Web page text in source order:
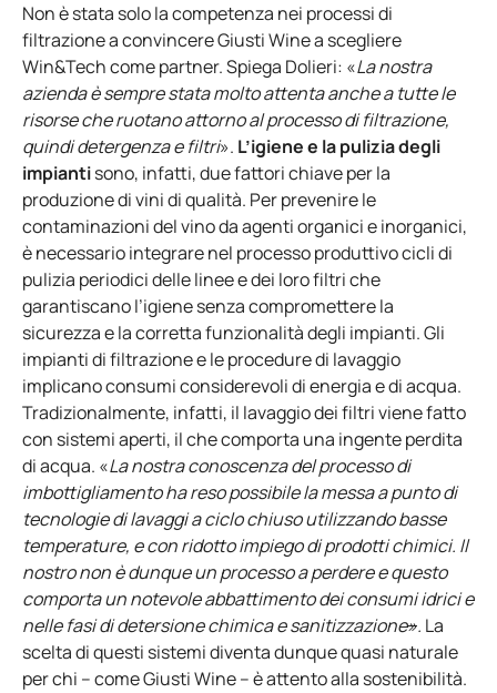
Non è stata solo la competenza nei processi di
filtrazione a convincere Giusti Wine a scegliere
Win&Tech come partner. Spiega Dolieri: «La nostra
azienda è sempre stata molto attenta anche a tutte le
risorse che ruotano attorno al processo di filtrazione,
quindi detergenza e filtri». L’igiene e la pulizia degli
impiantisono, infatti, due fattori chiave per la
produzione di vini di qualità. Per prevenire le
contaminazioni del vino da agenti organici e inorganici,
è necessario integrare nel processo produttivo cicli di
pulizia periodici delle linee e dei loro filtri che
garantiscano l’igiene senza compromettere la
sicurezza e la corretta funzionalità degli impianti. Gli
impianti di filtrazione e le procedure di lavaggio
implicano consumi considerevoli di energia e di acqua.
Tradizionalmente, infatti, il lavaggio dei filtri viene fatto
con sistemi aperti, il che comporta una ingente perdita
di acqua. «La nostra conoscenza del processo di
imbottigliamento ha reso possibile la messa a punto di
tecnologie di lavaggi a ciclo chiuso utilizzando basse
temperature, e con ridotto impiego di prodotti chimici. Il
nostro non è dunque un processo a perdere e questo
comporta un notevole abbattimento dei consumi idrici e
nelle fasi di detersione chimica e sanitizzazione». La
scelta di questi sistemi diventa dunque quasi naturale
per chi – come Giusti Wine – è attento alla sostenibilità.